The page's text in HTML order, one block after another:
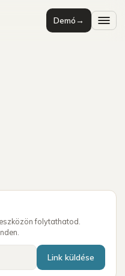
Demó→
folytathatod.
Link küldése